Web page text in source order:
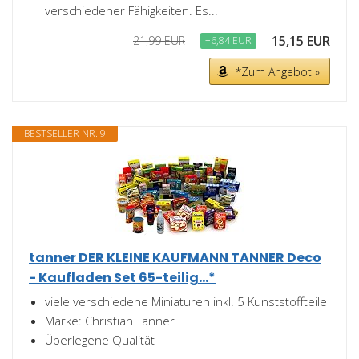
verschiedener Fähigkeiten. Es...
21,99 EUR −6,84 EUR 15,15 EUR
*Zum Angebot »
BESTSELLER NR. 9
tanner DER KLEINE KAUFMANN TANNER Deco
- Kaufladen Set 65-teilig...*
viele verschiedene Miniaturen inkl. 5 Kunststoffteile
Marke: Christian Tanner
Überlegene Qualität